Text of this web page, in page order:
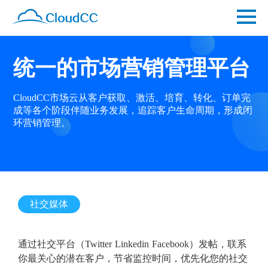
统一的市场营销管理平台
CloudCC市场云从客户获取、激活、培育、转化、订单完
成等各个阶段伴随业务发展，追踪客户生命周期，形成闭
环营销管理。
社交媒体
通过社交平台（Twitter Linkedin Facebook）发帖，联系
你最关心的潜在客户，节省监控时间，优先化您的社交